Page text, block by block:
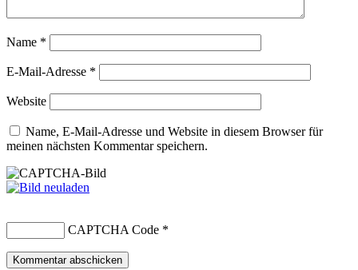
Name *
E-Mail-Adresse *
Website
Name, E-Mail-Adresse und Website in diesem Browser für
meinen nächsten Kommentar speichern.
CAPTCHA Code *